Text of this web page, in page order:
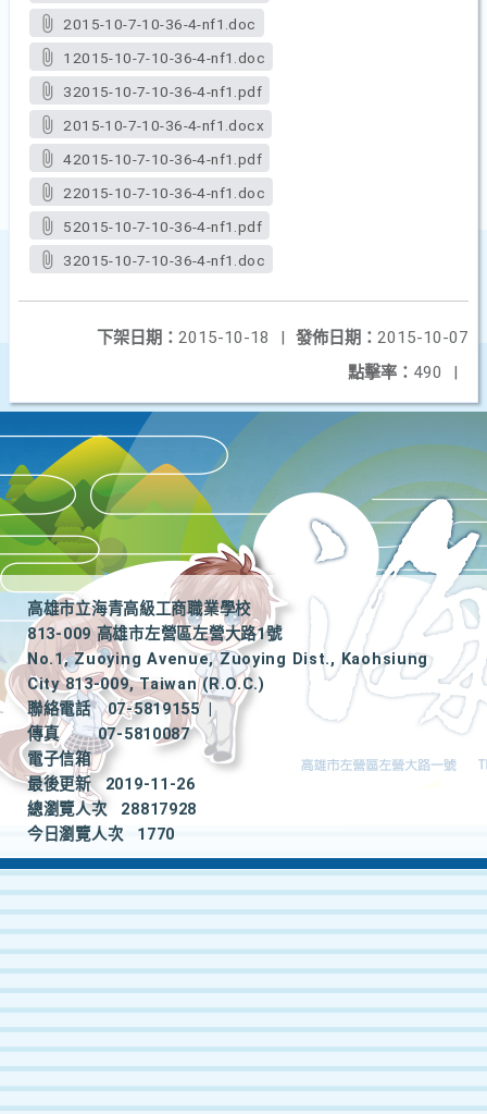
2015-10-7-10-36-4-nf1.doc
12015-10-7-10-36-4-nf1.doc
32015-10-7-10-36-4-nf1.pdf
2015-10-7-10-36-4-nf1.docx
42015-10-7-10-36-4-nf1.pdf
22015-10-7-10-36-4-nf1.doc
52015-10-7-10-36-4-nf1.pdf
32015-10-7-10-36-4-nf1.doc
發佈日期： 2015-10-07
下架日期： 2015-10-18
|
點擊率： 490 |
高雄市立海青高級工商職業學校
813-009 高雄市左營區左營大路1號
No.1, Zuoying Avenue, Zuoying Dist., Kaohsiung
City 813-009, Taiwan (R.O.C.)
聯絡電話
07-5819155
|
傳真
07-5810087
電子信箱
最後更新
2019-11-26
總瀏覽人次
28817928
今日瀏覽人次
1770